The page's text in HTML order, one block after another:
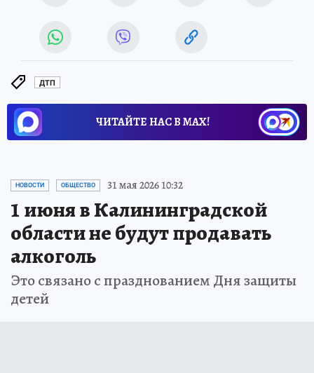
ДТП
ЧИТАЙТЕ НАС В МАХ!
НОВОСТИ ОБЩЕСТВО 31 мая 2026 10:32
1 июня в Калининградской
области не будут продавать
алкоголь
Это связано с празднованием Дня защиты
детей